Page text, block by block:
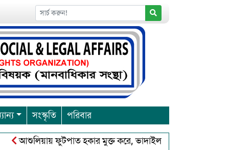
সংস্কৃতি পরিবার
আশুলিয়ায় ফুটপাত হকার মুক্ত করে, ভাদাইল প্রাইমারি ফ্রেন্ডস ক্লাব এর